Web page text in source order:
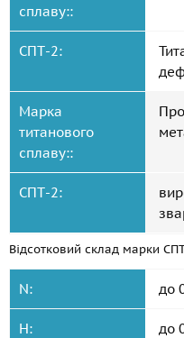
сплаву::
СПТ-2:
Марка
титанового
сплаву::
СПТ-2:
Відсотковий склад марки
N: до
H: до